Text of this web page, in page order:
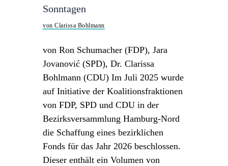
Sonntagen
von Clarissa Bohlmann
von Ron Schumacher (FDP), Jara
Jovanović (SPD), Dr. Clarissa
Bohlmann (CDU) Im Juli 2025 wurde
auf Initiative der Koalitionsfraktionen
von FDP, SPD und CDU in der
Bezirksversammlung Hamburg-Nord
die Schaffung eines bezirklichen
Fonds für das Jahr 2026 beschlossen.
Dieser enthält ein Volumen von